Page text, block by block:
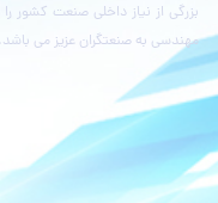
بزرگی از نیاز داخلی صنعت کشور
مهندسی به صنعتگران عزیز می باشد.